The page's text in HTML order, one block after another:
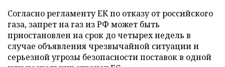
Согласно регламенту ЕК по отказу от российского
газа, запрет на газ из РФ может быть
приостановлен на срок до четырех недель в
случае объявления чрезвычайной ситуации и
серьезной угрозы безопасности поставок в одной